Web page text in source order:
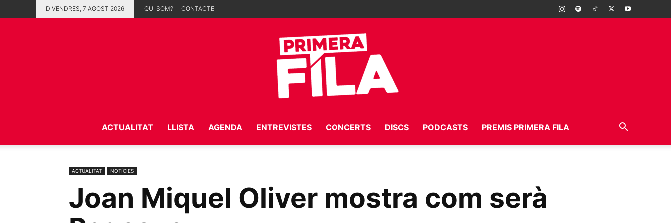
DIVENDRES, 7 AGOST 2026 QUI SOM? CONTACTE
Fila
ACTUALITAT LLISTA AGENDA ENTREVISTES CONCERTS DISCS PODCASTS PREMIS PRIMERA FILA
ACTUALITAT NOTÍCIES
Joan Miquel Oliver mostra com serà